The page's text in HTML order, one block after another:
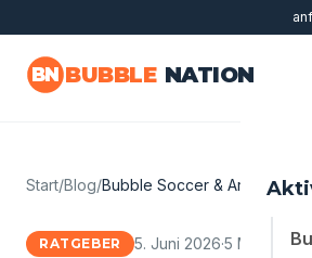
BN BUBBLE NATION
Start/Blog/Bubble Soccer & Arrow Tag
RATGEBER 5. Juni 2026·5 Min.